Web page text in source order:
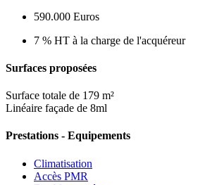
590.000 Euros
7 % HT à la charge de l'acquéreur
Surfaces proposées
Surface totale de 179 m²
Linéaire façade de 8ml
Prestations - Equipements
Climatisation
Accès PMR